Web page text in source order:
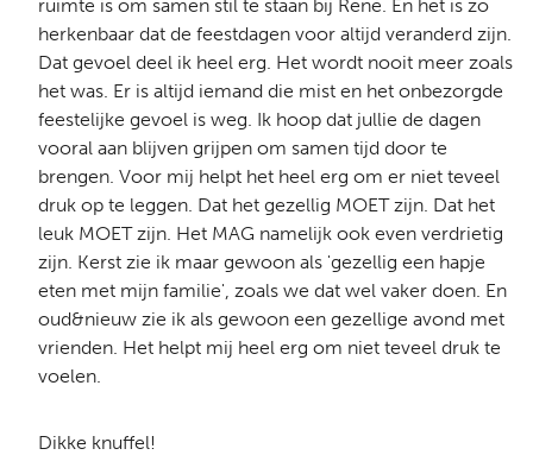
ruimte is om samen stil te staan bij René. En het is zo
herkenbaar dat de feestdagen voor altijd veranderd zijn.
Dat gevoel deel ik heel erg. Het wordt nooit meer zoals
het was. Er is altijd iemand die mist en het onbezorgde
feestelijke gevoel is weg. Ik hoop dat jullie de dagen
vooral aan blijven grijpen om samen tijd door te
brengen. Voor mij helpt het heel erg om er niet teveel
druk op te leggen. Dat het gezellig MOET zijn. Dat het
leuk MOET zijn. Het MAG namelijk ook even verdrietig
zijn. Kerst zie ik maar gewoon als 'gezellig een hapje
eten met mijn familie', zoals we dat wel vaker doen. En
oud&nieuw zie ik als gewoon een gezellige avond met
vrienden. Het helpt mij heel erg om niet teveel druk te
voelen.
Dikke knuffel!